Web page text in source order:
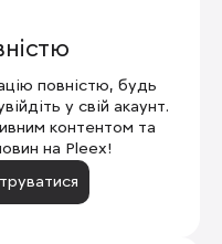
повністю, будь
у свій акаунт.
контентом та
на Pleex!